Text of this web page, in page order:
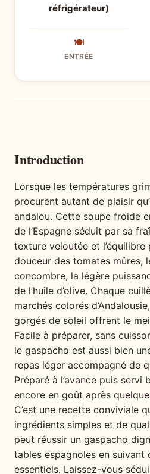
réfrigérateur)
🍽
ENTRÉE
Introduction
Lorsque les températures
procurent autant de plaisir
andalou. Cette soupe froide
de l’Espagne séduit par sa
texture veloutée et
douceur des tomates mûres,
concombre, la légère
de l’huile d’olive. Chaque
marchés colorés
gorgés de soleil offrent le
Facile à préparer, sans
le gaspacho est aussi bien
repas léger accompagné de
Préparé à l’avance puis servi
encore en goût après
C’est une recette conviviale
ingrédients simples et de
peut réussir un gaspacho
tables espagnoles en suivant
essentiels. Laissez-vous